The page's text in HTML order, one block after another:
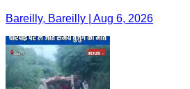
Bareilly, Bareilly | Aug 6, 2026